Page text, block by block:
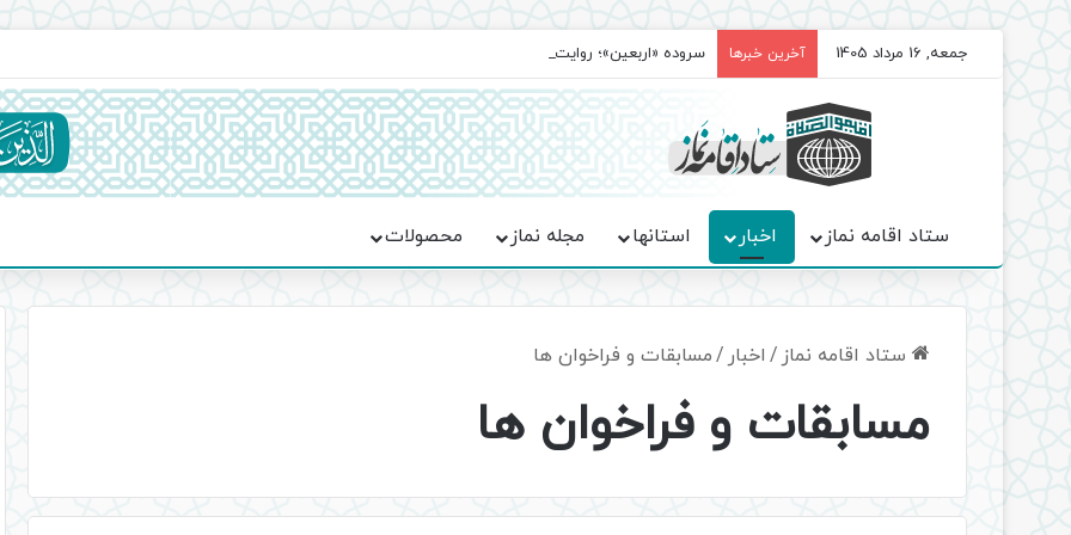
جمعه, 16 مرداد 1405 آخرین خبرها سروده‌ «اربعین»؛ روایت حماسه، استقامت و تمدن‌سازی امت اسلامی
ستاد اقامه نماز اخبار استانها مجله نماز محصولات
ستاد اقامه نماز / اخبار /مسابقات و فراخوان ها
مسابقات و فراخوان ها